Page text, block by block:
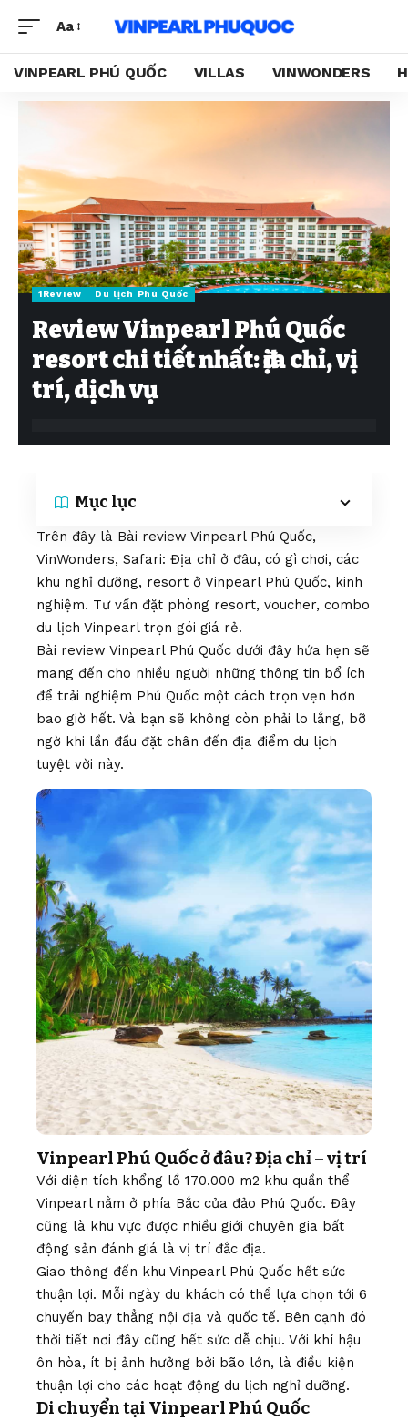
Aa
VINPEARL PHÚ QUỐC VILLAS VINWONDERS
1Review Du lịch Phú Quốc
Review Vinpearl Phú Quốc
resort chi tiết nhất: địa chỉ, vị
trí, dịch vụ
Mục lục
Trên đây là Bài review Vinpearl Phú Quốc,
VinWonders, Safari: Địa chỉ ở đâu, có gì chơi, các
khu nghỉ dưỡng, resort ở Vinpearl Phú Quốc, kinh
nghiệm. Tư vấn đặt phòng resort, voucher, combo
du lịch Vinpearl trọn gói giá rẻ.
Bài review Vinpearl Phú Quốc dưới đây hứa hẹn sẽ
mang đến cho nhiều người những thông tin bổ ích
để trải nghiệm Phú Quốc một cách trọn vẹn hơn
bao giờ hết. Và bạn sẽ không còn phải lo lắng, bỡ
ngờ khi lần đầu đặt chân đến địa điểm du lịch
tuyệt vời này.
Vinpearl Phú Quốc ở đâu? Địa chỉ – vị trí
Với diện tích khổng lồ 170.000 m2 khu quần thể
Vinpearl nằm ở phía Bắc của đảo Phú Quốc. Đây
cũng là khu vực được nhiều giới chuyên gia bất
động sản đánh giá là vị trí đắc địa.
Giao thông đến khu Vinpearl Phú Quốc hết sức
thuận lợi. Mỗi ngày du khách có thể lựa chọn tới 6
chuyến bay thẳng nội địa và quốc tế. Bên cạnh đó
thời tiết nơi đây cũng hết sức dễ chịu. Với khí hậu
ôn hòa, ít bị ảnh hưởng bởi bão lớn, là điều kiện
thuận lợi cho các hoạt động du lịch nghỉ dưỡng.
Di chuyển tại Vinpearl Phú Quốc